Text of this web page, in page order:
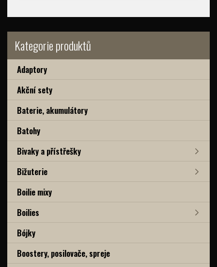
Kategorie produktů
Adaptory
Akční sety
Baterie, akumulátory
Batohy
Bivaky a přístřešky
Bižuterie
Boilie mixy
Boilies
Bójky
Boostery, posilovače, spreje